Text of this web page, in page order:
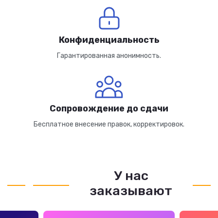
Конфиденциальность
Гарантированная анонимность.
Сопровождение до сдачи
Бесплатное внесение правок, корректировок.
У нас
заказывают